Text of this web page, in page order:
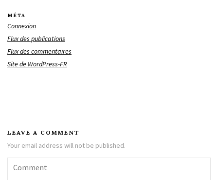
MÉTA
Connexion
Flux des publications
Flux des commentaires
Site de WordPress-FR
LEAVE A COMMENT
Your email address will not be published.